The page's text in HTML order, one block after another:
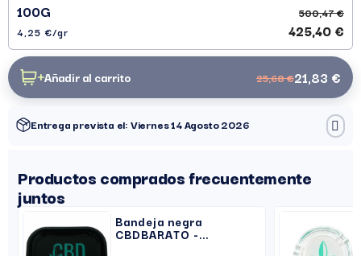
100G
500,47 €
4,25 €/gr
425,40 €
Añadir al carrito 25,68 €21,83 €
Entrega prevista el: Viernes 14 Agosto 2026
Productos comprados frecuentemente
juntos
Bandeja negra
CBDBARATO -